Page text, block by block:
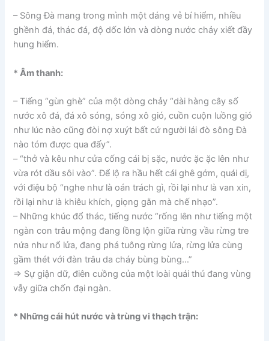
– Sông Đà mang trong mình một dáng vẻ bí hiểm, nhiều
ghềnh đá, thác đá, độ dốc lớn và dòng nước chảy xiết đầy
hung hiểm.
* Âm thanh:
– Tiếng “gùn ghè” của một dòng chảy “dài hàng cây số
nước xô đá, đá xô sóng, sóng xô gió, cuồn cuộn luồng gió
như lúc nào cũng đòi nợ xuýt bất cứ người lái đò sông Đà
nào tóm được qua đấy”.
– “thở và kêu như cửa cống cái bị sặc, nước ặc ặc lên như
vừa rót dầu sôi vào”. Để lộ ra hầu hết cái ghê gớm, quái dị,
với điệu bộ “nghe như là oán trách gì, rồi lại như là van xin,
rồi lại như là khiêu khích, giọng gằn mà chế nhạo”.
– Những khúc đổ thác, tiếng nước “rống lên như tiếng một
ngàn con trâu mộng đang lồng lộn giữa rừng vầu rừng tre
nứa như nổ lửa, đang phá tuông rừng lửa, rừng lửa cùng
gầm thét với đàn trâu da cháy bùng bùng…”
=> Sự giận dữ, điên cuồng của một loài quái thú đang vùng
vẫy giữa chốn đại ngàn.
* Những cái hút nước và trùng vi thạch trận: